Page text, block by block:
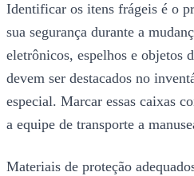
Identificar os itens frágeis é o
sua segurança durante a
eletrônicos, espelhos e objetos
devem ser destacados no
especial. Marcar essas caixas
a equipe de transporte a
Materiais de proteção